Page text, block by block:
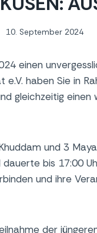
10. September 2024
einen
haben Sie in
gleichzeitig einen
und 3
bis 17:00
und ihre
der